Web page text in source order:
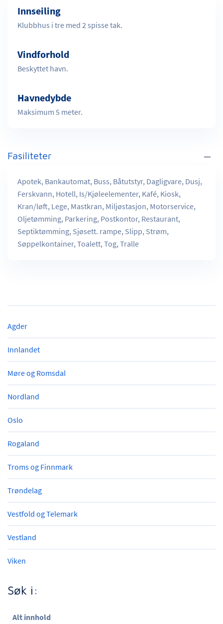
Innseiling
Klubbhus i tre med 2 spisse tak.
Vindforhold
Beskyttet havn.
Havnedybde
Maksimum 5 meter.
Fasiliteter
Apotek, Bankautomat, Buss, Båtutstyr, Dagligvare, Dusj,
Ferskvann, Hotell, Is/Kjøleelementer, Kafé, Kiosk,
Kran/løft, Lege, Mastkran, Miljøstasjon, Motorservice,
Oljetømming, Parkering, Postkontor, Restaurant,
Septiktømming, Sjøsett. rampe, Slipp, Strøm,
Søppelkontainer, Toalett, Tog, Tralle
Agder
Innlandet
Møre og Romsdal
Nordland
Oslo
Rogaland
Troms og Finnmark
Trøndelag
Vestfold og Telemark
Vestland
Viken
Søk i:
Alt innhold